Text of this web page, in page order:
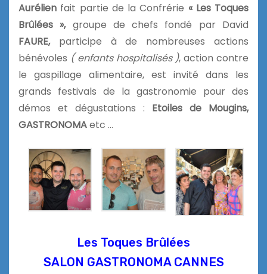
Aurélien fait partie de la Confrérie « Les Toques
Brûlées »,groupe de chefs fondé par David
FAURE,participe à de nombreuses actions
bénévoles ( enfants hospitalisés ), action contre
le gaspillage alimentaire, est invité dans les
grands festivals de la gastronomie pour des
démos et dégustations : Etoiles de Mougins,
GASTRONOMAetc …
Les Toques Brûlées
SALON GASTRONOMA CANNES